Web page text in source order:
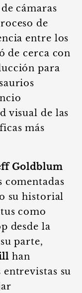
cámaras
de
entre los
de cerca con
para
visual de las
más
Goldblum
comentadas
su historial
como
desde la
parte,
han
entrevistas su